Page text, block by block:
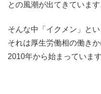
との風潮が出てきています
そんな中「イクメン」と
それは厚生労働相の働きか
2010年から始まっています